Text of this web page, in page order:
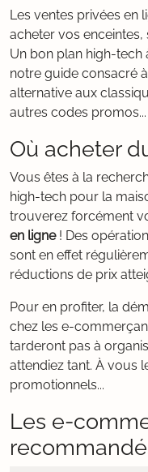
Les ventes privées en
acheter vos
Un bon plan high-
notre guide consacré
alternative aux
autres codes promos...
Où acheter
Vous êtes à la
high-tech pour la
trouverez forcément
en ligne! Des
sont en effet
réductions de prix
Pour en profiter, la
chez les e-
tarderont pas à
attendiez tant. À vous
promotionnels...
Les e-